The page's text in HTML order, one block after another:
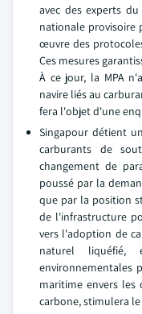
avec des experts
nationale provisoire
œuvre des
Ces mesures
À ce jour, la MPA
navire liés au
fera l'objet d'une
Singapour détient
carburants de
changement de
poussé par la
que par la position
de l'infrastructure
vers l'adoption de
naturel liquéfié,
environnementales
maritime envers les
carbone, stimulera